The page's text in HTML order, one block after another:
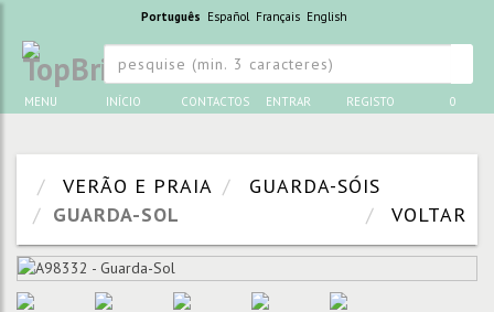
Português Español Français English
MENU INÍCIO CONTACTOS ENTRAR REGISTO 0
VERÃO E PRAIA
GUARDA-SÓIS
GUARDA-SOL
VOLTAR